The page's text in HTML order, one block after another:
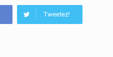
Tweetez!